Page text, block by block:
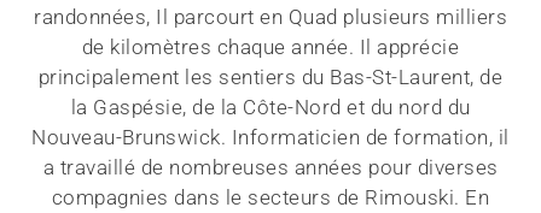
randonnées, Il parcourt en Quad plusieurs milliers
de kilomètres chaque année. Il apprécie
principalement les sentiers du Bas-St-Laurent, de
la Gaspésie, de la Côte-Nord et du nord du
Nouveau-Brunswick. Informaticien de formation, il
a travaillé de nombreuses années pour diverses
compagnies dans le secteurs de Rimouski. En